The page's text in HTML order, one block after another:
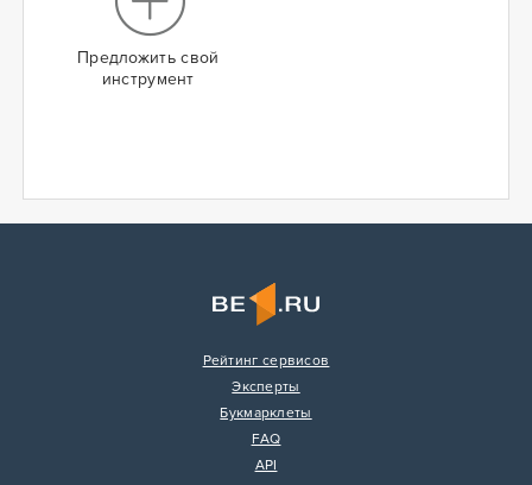
Предложить свой
инструмент
Рейтинг сервисов
Эксперты
Букмарклеты
FAQ
API